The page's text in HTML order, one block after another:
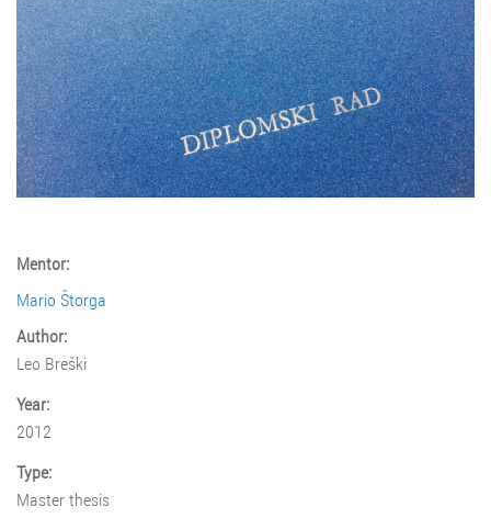
Mentor:
Mario Štorga
Author:
Leo Breški
Year:
2012
Type:
Master thesis